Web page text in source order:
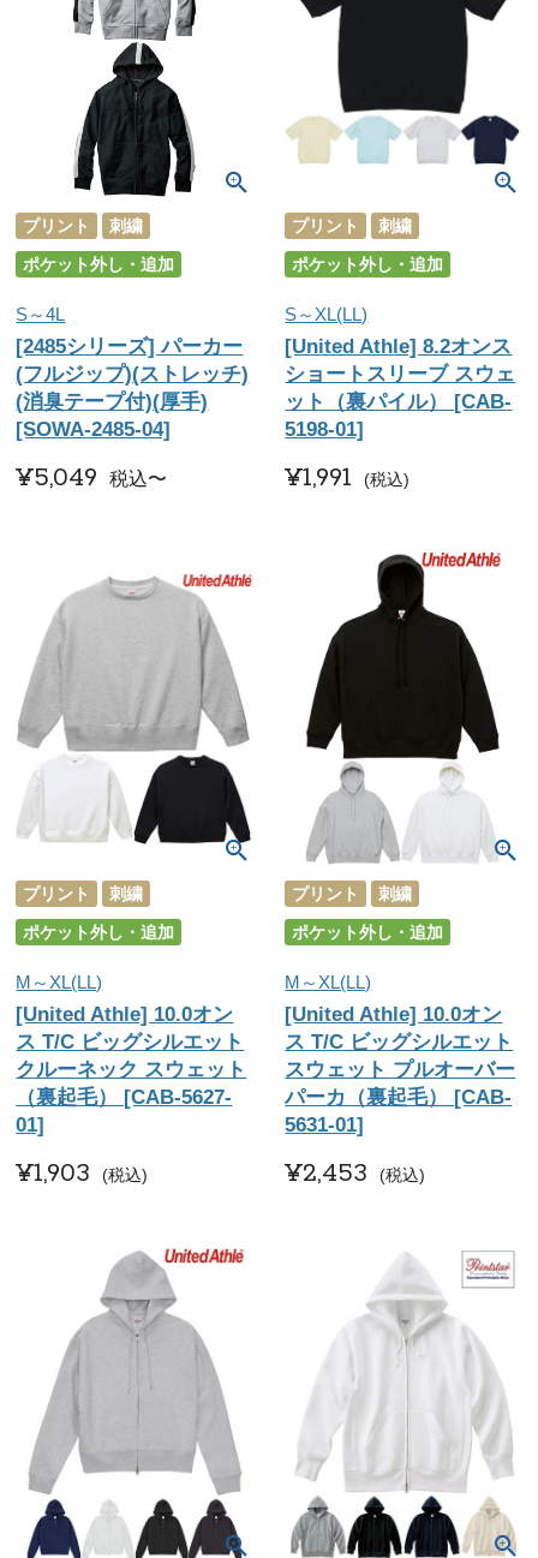
プリント
刺繍
ポケット外し・追加
S～4L
[2485シリーズ] パーカー
(フルジップ)(ストレッチ)
(消臭テープ付)(厚手)
[SOWA-2485-04]
¥5,049 税込〜
プリント
刺繍
ポケット外し・追加
S～XL(LL)
[United Athle] 8.2オンス
ショートスリーブ スウェ
ット（裏パイル） [CAB-
5198-01]
¥1,991 税込
プリント
刺繍
ポケット外し・追加
M～XL(LL)
[United Athle] 10.0オン
ス T/C ビッグシルエット
クルーネック スウェット
（裏起毛） [CAB-5627-
01]
¥1,903 税込
プリント
刺繍
ポケット外し・追加
M～XL(LL)
[United Athle] 10.0オン
ス T/C ビッグシルエット
スウェット プルオーバー
パーカ（裏起毛） [CAB-
5631-01]
¥2,453 税込